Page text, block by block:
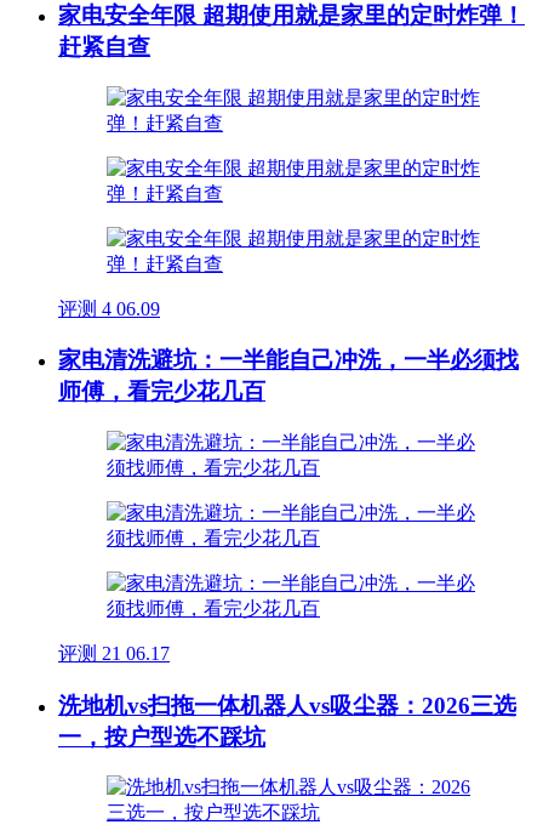
家电安全年限 超期使用就是家里的定时炸弹！
赶紧自查
评测 4 06.09
家电清洗避坑：一半能自己冲洗，一半必须找
师傅，看完少花几百
评测 21 06.17
洗地机vs扫拖一体机器人vs吸尘器：2026三选
一，按户型选不踩坑